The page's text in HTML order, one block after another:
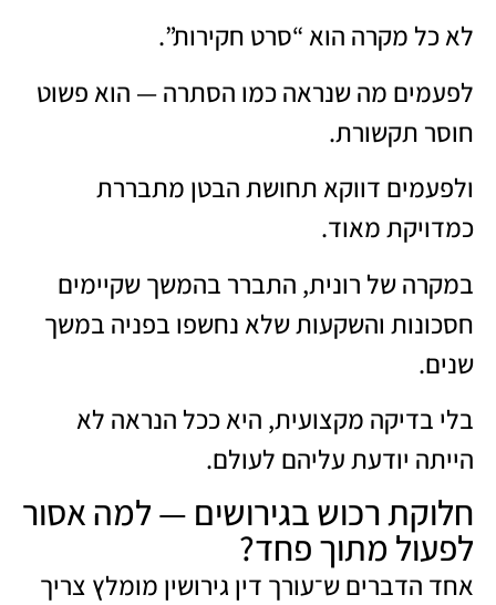
לא כל מקרה הוא “סרט חקירות”.
לפעמים מה שנראה כמו הסתרה — הוא פשוט
חוסר תקשורת.
ולפעמים דווקא תחושת הבטן מתבררת
כמדויקת מאוד.
במקרה של רונית, התברר בהמשך שקיימים
חסכונות והשקעות שלא נחשפו בפניה במשך
שנים.
בלי בדיקה מקצועית, היא ככל הנראה לא
הייתה יודעת עליהם לעולם.
חלוקת רכוש בגירושים — למה אסור
לפעול מתוך פחד?
אחד הדברים ש־עורך דין גירושין מומלץ צריך